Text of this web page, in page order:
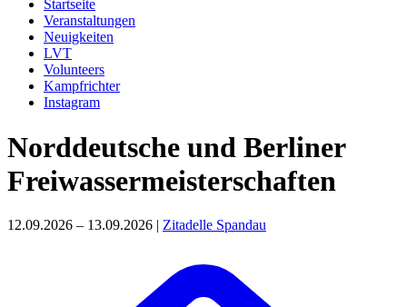
Startseite
Veranstaltungen
Neuigkeiten
LVT
Volunteers
Kampfrichter
Instagram
Norddeutsche und Berliner
Freiwassermeisterschaften
12.09.2026 – 13.09.2026 | Zitadelle Spandau